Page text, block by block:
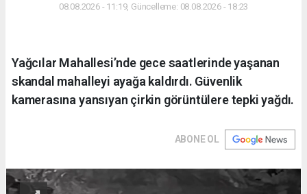
08.08.2026 - 11:19, Güncelleme: 08.08.2026 - 18:23
Yağcılar Mahallesi’nde gece saatlerinde yaşanan
skandal mahalleyi ayağa kaldırdı. Güvenlik
kamerasına yansıyan çirkin görüntülere tepki yağdı.
ABONE OL